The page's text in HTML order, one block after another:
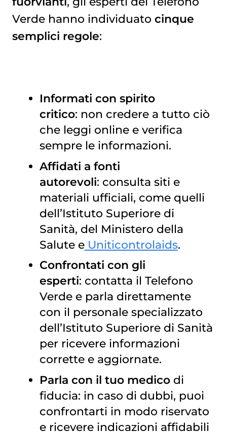
Verde hanno individuato cinque
semplici regole:
Informati con spirito
critico: non credere a tutto ciò
che leggi online e verifica
sempre le informazioni.
Affidati a fonti
autorevoli: consulta siti e
materiali ufficiali, come quelli
dell’Istituto Superiore di
Sanità, del Ministero della
Salute eUniticontrolaids.
Confrontati con gli
esperti: contatta il Telefono
Verde e parla direttamente
con il personale specializzato
dell’Istituto Superiore di Sanità
per ricevere informazioni
corrette e aggiornate.
Parla con il tuo medicodi
fiducia: in caso di dubbi, puoi
confrontarti in modo riservato
e ricevere indicazioni affidabili